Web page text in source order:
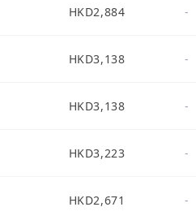
HKD2,884 -
HKD3,138 -
HKD3,138 -
HKD3,223 -
HKD2,671 -